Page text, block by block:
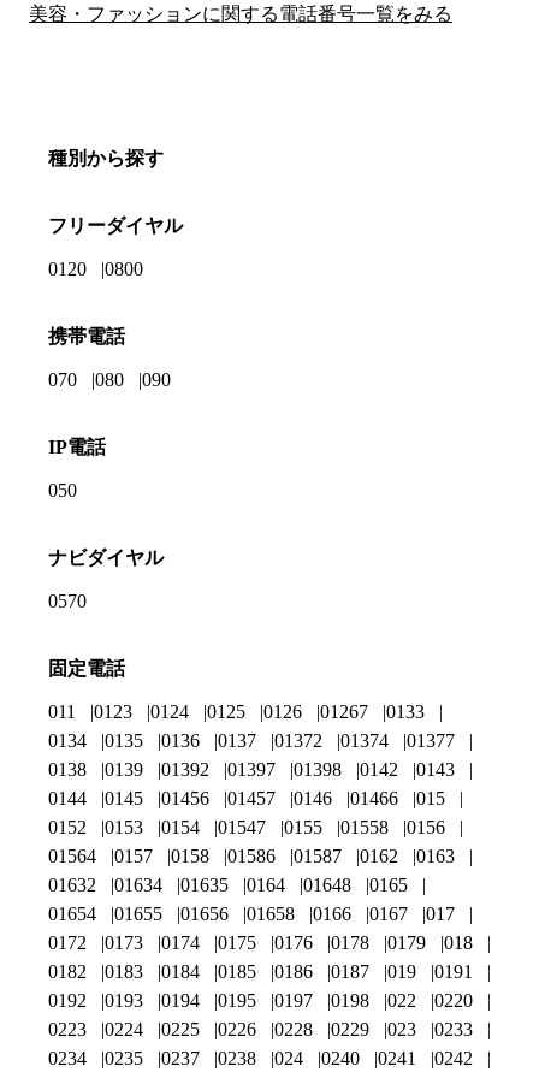
美容・ファッションに関する電話番号一覧をみる
種別から探す
フリーダイヤル
0120 0800
携帯電話
070 080 090
IP電話
050
ナビダイヤル
0570
固定電話
011 0123 0124 0125 0126 01267
0133
0134
0135 0136 0137 01372 01374
01377
0138
0139 01392 01397 01398 0142
0143
0144
0145 01456 01457 0146 01466
015
0152
0153 0154 01547 0155 01558
0156
01564
0157 0158 01586 01587 0162
0163
01632
01634 01635 0164 01648
0165
01654
01655 01656 01658 0166 0167
017
0172
0173 0174 0175 0176 0178 0179
018
0182
0183 0184 0185 0186 0187 019
0191
0192
0193 0194 0195 0197 0198 022
0220
0223
0224 0225 0226 0228 0229 023
0233
0234
0235 0237 0238 024 0240 0241
0242